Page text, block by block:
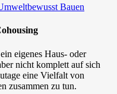
Bauen
eigenes Haus- oder
nicht komplett auf sich
eine Vielfalt von
zusammen zu tun.